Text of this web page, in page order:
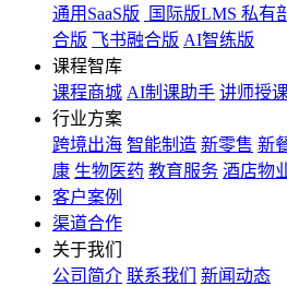
通用SaaS版
国际版LMS 私有
合版 飞书融合版 AI智练版
课程智库
课程商城 AI制课助手 讲师授
行业方案
跨境出海 智能制造 新零售 新
康 生物医药 教育服务 酒店物
客户案例
渠道合作
关于我们
公司简介 联系我们 新闻动态